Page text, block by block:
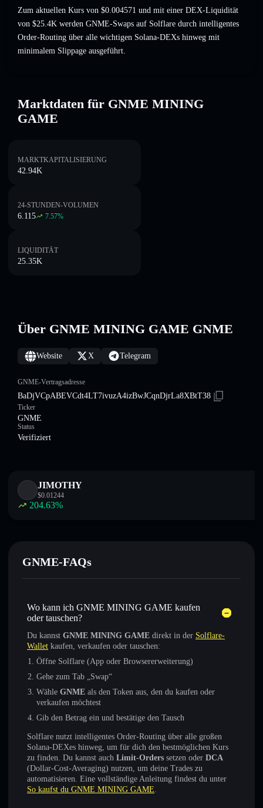
Zum aktuellen Kurs von $0.004571 und mit einer DEX-Liquidität
von $25.4K werden GNME-Swaps auf Solflare durch intelligentes
Order-Routing über alle wichtigen Solana-DEXs hinweg mit
minimalem Slippage ausgeführt.
Marktdaten für GNME MINING
GAME
MARKTKAPITALISIERUNG
42.94K
24-STUNDEN-VOLUMEN
6.115 7.57%
LIQUIDITÄT
25.35K
Über GNME MINING GAME GNME
Website X Telegram
GNME-Vertragsadresse
BaDjVCpABEVCdt4LT7ivuzA4izBwJCqnDjrLa8XBtT38
Ticker
GNME
Status
Verifiziert
JIMOTHY
$0.01244
204.63%
GNME-FAQs
Wo kann ich GNME MINING GAME kaufen
oder tauschen?
Du kannst GNME MINING GAME direkt in der Solflare-
Wallet kaufen, verkaufen oder tauschen:
Öffne Solflare (App oder Browsererweiterung)
Gehe zum Tab „Swap“
Wähle GNME als den Token aus, den du kaufen oder
verkaufen möchtest
Gib den Betrag ein und bestätige den Tausch
Solflare nutzt intelligentes Order-Routing über alle großen
Solana-DEXes hinweg, um für dich den bestmöglichen Kurs
zu finden. Du kannst auch Limit-Orders setzen oder DCA
(Dollar-Cost-Averaging) nutzen, um deine Trades zu
automatisieren. Eine vollständige Anleitung findest du unter
So kaufst du GNME MINING GAME.